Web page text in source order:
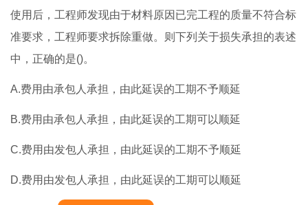
使用后，工程师发现由于材料原因已完工程的质量不符合标
准要求，工程师要求拆除重做。则下列关于损失承担的表述
中，正确的是()。
A.费用由承包人承担，由此延误的工期不予顺延
B.费用由承包人承担，由此延误的工期可以顺延
C.费用由发包人承担，由此延误的工期不予顺延
D.费用由发包人承担，由此延误的工期可以顺延